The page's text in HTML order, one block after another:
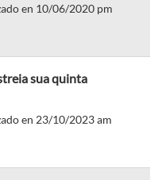
en 10/06/2020 pm
sua quinta
en 23/10/2023 am